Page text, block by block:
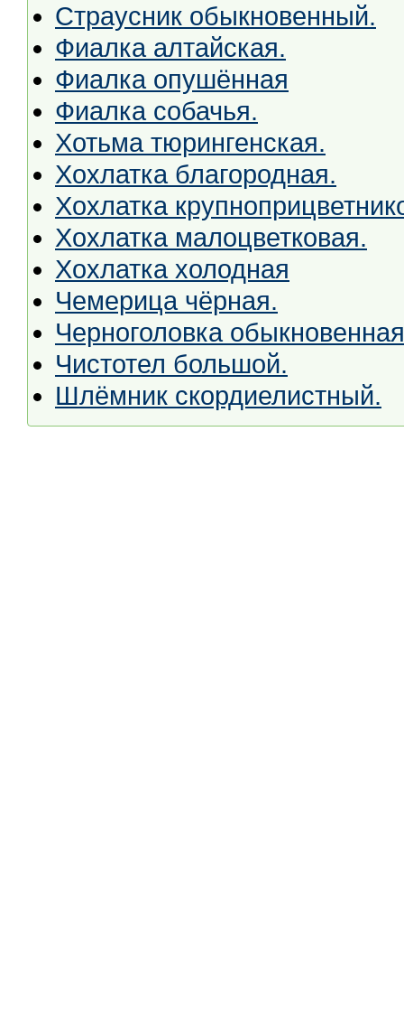
Страусник обыкновенный.
Фиалка алтайская.
Фиалка опушённая
Фиалка собачья.
Хотьма тюрингенская.
Хохлатка благородная.
Хохлатка
Хохлатка малоцветковая.
Хохлатка холодная
Чемерица чёрная.
Черноголовка
Чистотел большой.
Шлёмник скордиелистный.